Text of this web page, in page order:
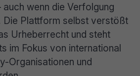
auch wenn die Verfolgung
Die Plattform selbst verstößt
Urheberrecht und steht
im Fokus von international
Organisationen und